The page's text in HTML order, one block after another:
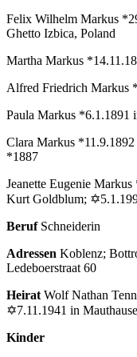
Felix Wilhelm Markus
Ghetto Izbica, Poland
Martha Markus
Alfred Friedrich Markus
Paula Markus *6.1.1891
Clara Markus
*1887
Jeanette Eugenie
Kurt Goldblum;
Beruf Schneiderin
Adressen Koblenz;
Ledeboerstraat 60
Heirat Wolf Nathan
✡7.11.1941 in
Kinder